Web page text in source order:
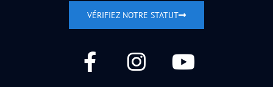
VÉRIFIEZ NOTRE STATUT